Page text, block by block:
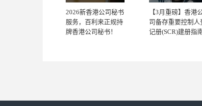
2026新香港公司秘书
服务，百利来正规持
牌香港公司秘书！
【3月重磅】香港
司备存重要控制人
记册(SCR)建册指